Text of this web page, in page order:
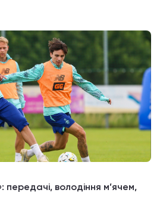
передачі, володіння м’ячем,